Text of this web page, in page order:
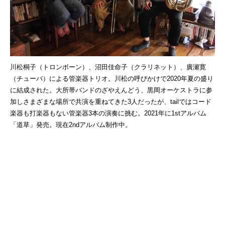
川松桐子（トロンボーン）、沼田佳命子（クラリネット）、
廣瀬寛
（チューバ）による管楽器トリオ。
川松の呼びかけで2020年夏の盛り
に結成された。 大所帯バンドのざやえんどう、 黒岡オーケストラに参
加しさまざまな場所で共演を重ねてきた3人 だったが、 tailではコード
楽器も打楽器もない管楽器3本の演奏に挑む。 2021年に1stアルバム
「道草」発売。 現在2ndアルバム制作中。